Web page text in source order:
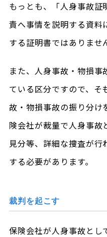
もっとも、「人身事故証
責へ事情を説明する資料
する証明書ではありませ
また、人身事故・物損
ている区分ですので、そ
故・物損事故の振り分け
険会社が裁量で人身事故
見分等、詳細な捜査が
する必要があります。
裁判を起こす
保険会社が人身事故とし